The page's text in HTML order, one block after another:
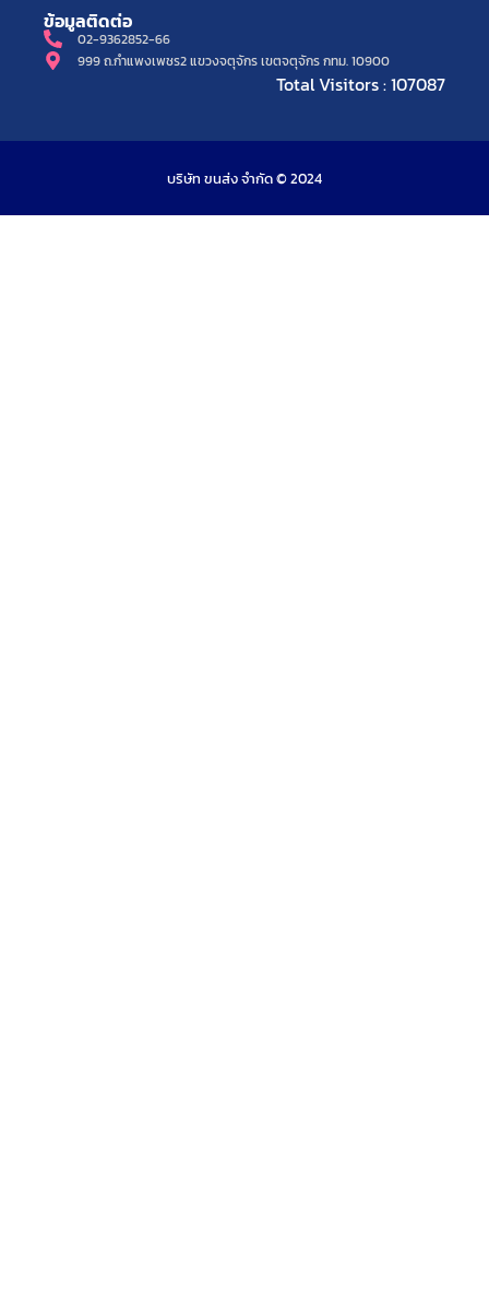
ข้อมูลติดต่อ
02-9362852-66
999 ถ.กำแพงเพชร2 แขวงจตุจักร เขตจตุจักร กทม. 10900
Total Visitors : 107087
บริษัท ขนส่ง จำกัด © 2024